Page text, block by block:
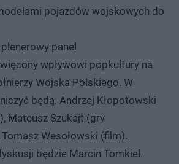
pojazdów wojskowych do
panel
wpływowi popkultury na
Wojska Polskiego. W
będą: Andrzej Kłopotowski
Mateusz Szukajt (gry
Wesołowski (film).
będzie Marcin Tomkiel.